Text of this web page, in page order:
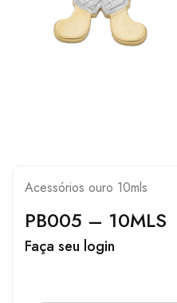
Acessórios ouro 10mls
PB005 – 10MLS
Faça seu login